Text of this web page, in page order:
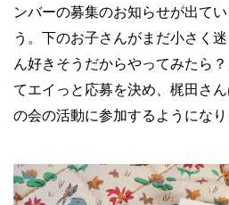
ンバーの募集のお知らせが出て
う。下のお子さんがまだ小さく
ん好きそうだからやってみたら
てエイっと応募を決め、梶田さ
の会の活動に参加するようになり